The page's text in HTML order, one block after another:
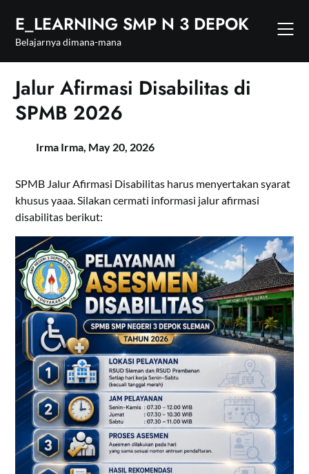
content
E_LEARNING SMP N 3 DEPOK
Belajarnya dimana-mana
Jalur Afirmasi Disabilitas di
SPMB 2026
Irma Irma, May 20, 2026
SPMB Jalur Afirmasi Disabilitas harus menyertakan syarat
khusus yaaa. Silakan cermati informasi jalur afirmasi
disabilitas berikut: